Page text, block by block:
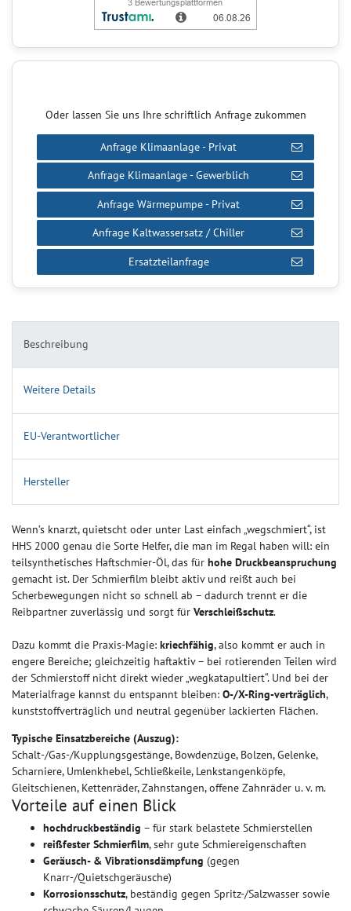
Beschreibung
Weitere Details
EU-Verantwortlicher
Hersteller
Wenn’s knarzt, quietscht oder unter Last einfach „wegschmiert“, ist
HHS 2000 genau die Sorte Helfer, die man im Regal haben will: ein
teilsynthetisches Haftschmier-Öl, das für hohe Druckbeanspruchung
gemacht ist. Der Schmierfilm bleibt aktiv und reißt auch bei
Scherbewegungen nicht so schnell ab – dadurch trennt er die
Reibpartner zuverlässig und sorgt für Verschleißschutz.
Dazu kommt die Praxis-Magie: kriechfähig, also kommt er auch in
engere Bereiche; gleichzeitig haftaktiv – bei rotierenden Teilen wird
der Schmierstoff nicht direkt wieder „wegkatapultiert“. Und bei der
Materialfrage kannst du entspannt bleiben: O-/X-Ring-verträglich,
kunststoffverträglich und neutral gegenüber lackierten Flächen.
Typische Einsatzbereiche (Auszug):
Schalt-/Gas-/Kupplungsgestänge, Bowdenzüge, Bolzen, Gelenke,
Scharniere, Umlenkhebel, Schließkeile, Lenkstangenköpfe,
Gleitschienen, Kettenräder, Zahnstangen, offene Zahnräder u. v. m.
Vorteile auf einen Blick
hochdruckbeständig – für stark belastete Schmierstellen
reißfester Schmierfilm, sehr gute Schmiereigenschaften
Geräusch- & Vibrationsdämpfung (gegen
Knarr-/Quietschgeräusche)
Korrosionsschutz, beständig gegen Spritz-/Salzwasser sowie
Oder lassen Sie uns Ihre schriftlich Anfrage zukommen
Anfrage Klimaanlage - Privat
Anfrage Klimaanlage - Gewerblich
Anfrage Wärmepumpe - Privat
Anfrage Kaltwassersatz / Chiller
Ersatzteilanfrage